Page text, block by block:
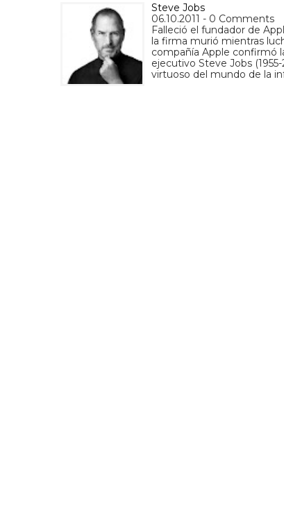
Steve Jobs
06.10.2011 - 0 Comments
Falleció el fundador de
la firma murió mientras
compañía Apple confirmó
ejecutivo Steve Jobs
virtuoso del mundo de la